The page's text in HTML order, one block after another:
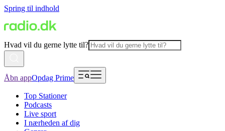
Spring til indhold
Hvad vil du gerne lytte til?
Åbn appOpdag Prime
Top Stationer
Podcasts
Live sport
I nærheden af dig